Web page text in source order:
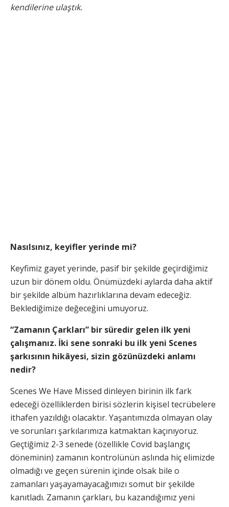
kendilerine ulaştık.
Nasılsınız, keyifler yerinde mi?
Keyfimiz gayet yerinde, pasif bir şekilde geçirdiğimiz
uzun bir dönem oldu. Önümüzdeki aylarda daha aktif
bir şekilde albüm hazırlıklarına devam edeceğiz.
Beklediğimize değeceğini umuyoruz.
“Zamanın Çarkları” bir süredir gelen ilk yeni
çalışmanız. İki sene sonraki bu ilk yeni Scenes
şarkısının hikâyesi, sizin gözünüzdeki anlamı
nedir?
Scenes We Have Missed dinleyen birinin ilk fark
edeceği özelliklerden birisi sözlerin kişisel tecrübelere
ithafen yazıldığı olacaktır. Yaşantımızda olmayan olay
ve sorunları şarkılarımıza katmaktan kaçınıyoruz.
Geçtiğimiz 2-3 senede (özellikle Covid başlangıç
döneminin) zamanın kontrolünün aslında hiç elimizde
olmadığı ve geçen sürenin içinde olsak bile o
zamanları yaşayamayacağımızı somut bir şekilde
kanıtladı. Zamanın çarkları, bu kazandığımız yeni